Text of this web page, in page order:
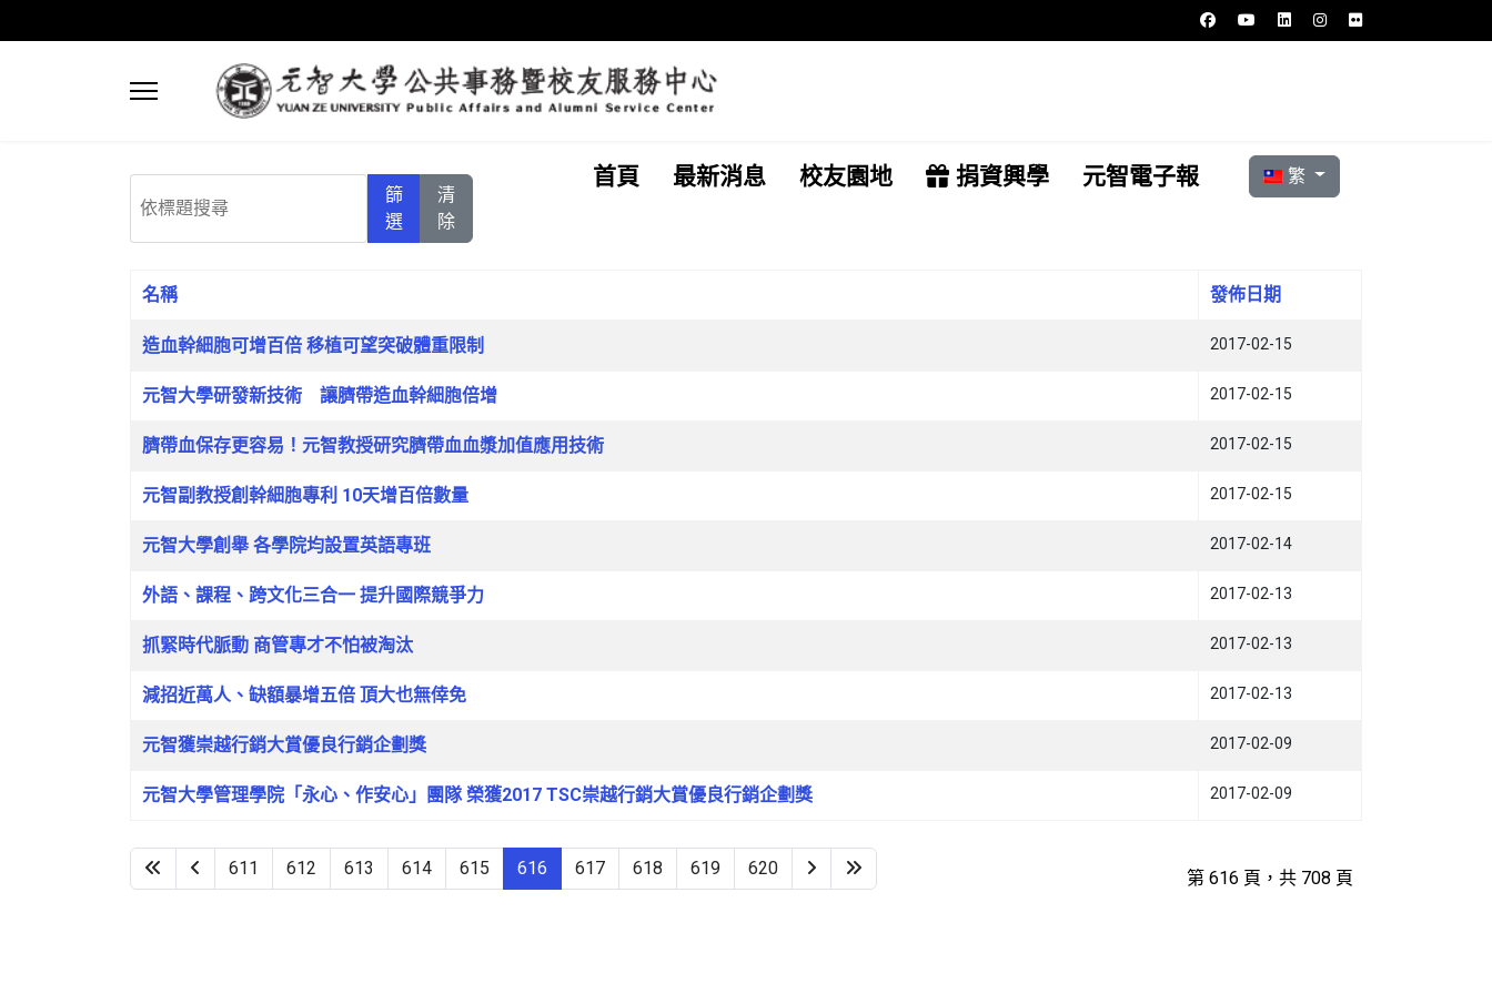
首頁 最新消息 校友園地 捐資興學 元智電子報 選擇你的語言
繁
篩
選
清
除
文章列表
名稱 發佈日期
造血幹細胞可增百倍 移植可望突破體重限制 2017-02-15
元智大學研發新技術 讓臍帶造血幹細胞倍增 2017-02-15
臍帶血保存更容易！元智教授研究臍帶血血漿加值應用技術 2017-02-15
元智副教授創幹細胞專利 10天增百倍數量 2017-02-15
元智大學創舉 各學院均設置英語專班 2017-02-14
外語、課程、跨文化三合一 提升國際競爭力 2017-02-13
抓緊時代脈動 商管專才不怕被淘汰 2017-02-13
減招近萬人、缺額暴增五倍 頂大也無倖免 2017-02-13
元智獲崇越行銷大賞優良行銷企劃獎 2017-02-09
元智大學管理學院「永心、作安心」團隊 榮獲2017 TSC崇越行銷大賞優良行銷企劃獎 2017-02-09
第 616 頁，共 708 頁
611 612 613 614 615 616 617 618 619 620